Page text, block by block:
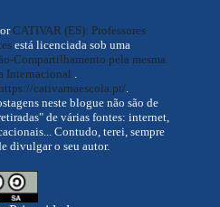
CATIVAR (ES): Professores
está licenciada sob uma
Compartilhamento pela mesma
Internacional
cativarnaescola.pt/.
neste blogue não são de
de várias fontes: internet,
Contudo, terei, sempre
divulgar o seu autor.